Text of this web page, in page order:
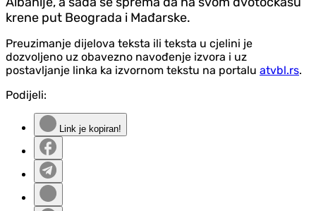
krene put Beograda i Mađarske.
Preuzimanje dijelova teksta ili teksta u cjelini je
dozvoljeno uz obavezno navođenje izvora i uz
postavljanje linka ka izvornom tekstu na portalu atvbl.rs.
Podijeli:
Link je kopiran!